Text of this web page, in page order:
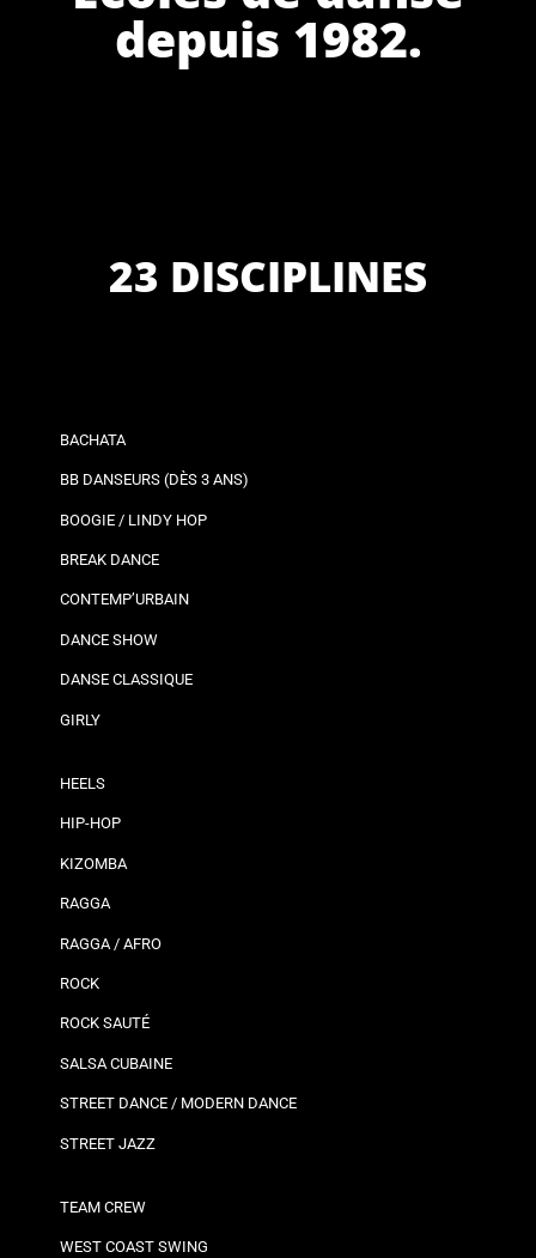
depuis 1982.
23 DISCIPLINES
BACHATA
BB DANSEURS (DÈS 3 ANS)
BOOGIE / LINDY HOP
BREAK DANCE
CONTEMP’URBAIN
DANCE SHOW
DANSE CLASSIQUE
GIRLY
HEELS
HIP-HOP
KIZOMBA
RAGGA
RAGGA / AFRO
ROCK
ROCK SAUTÉ
SALSA CUBAINE
STREET DANCE / MODERN DANCE
STREET JAZZ
TEAM CREW
WEST COAST SWING